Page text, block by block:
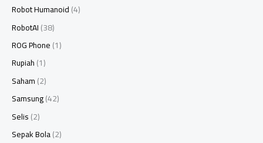
Robot Humanoid(4)
RobotAI(38)
ROG Phone(1)
Rupiah(1)
Saham(2)
Samsung(42)
Selis(2)
Sepak Bola(2)